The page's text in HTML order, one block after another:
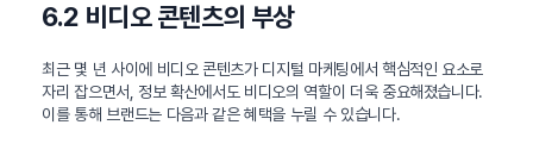
6.2 비디오 콘텐츠의 부상
최근 몇 년 사이에 비디오 콘텐츠가 디지털 마케팅에서 핵심적인 요소로
자리 잡으면서, 정보 확산에서도 비디오의 역할이 더욱 중요해졌습니다.
이를 통해 브랜드는 다음과 같은 혜택을 누릴 수 있습니다.